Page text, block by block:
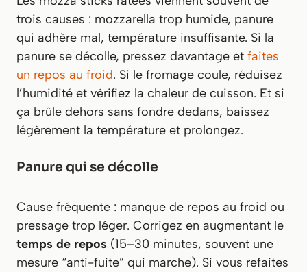
trois causes : mozzarella trop humide, panure
qui adhère mal, température insuffisante. Si la
panure se décolle, pressez davantage et faites
un repos au froid. Si le fromage coule, réduisez
l’humidité et vérifiez la chaleur de cuisson. Et si
ça brûle dehors sans fondre dedans, baissez
légèrement la température et prolongez.
Panure qui se décolle
Cause fréquente : manque de repos au froid ou
pressage trop léger. Corrigez en augmentant le
temps de repos (15–30 minutes, souvent une
mesure “anti-fuite” qui marche). Si vous refaites